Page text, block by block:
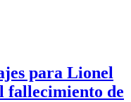
para Lionel
fallecimiento de